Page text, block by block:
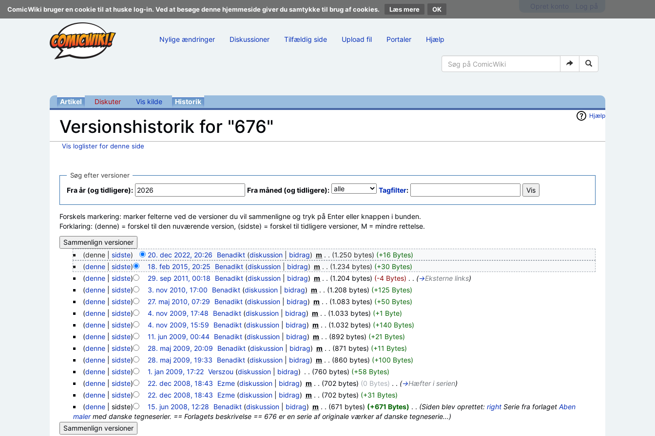
ComicWiki bruger en cookie til at huske log-in. Ved at besøge denne hjemmeside giver du samtykke til brug af cookies. Læs mere
Nylige ændringer Diskussioner Tilfældig side Upload fil Portaler Hjælp
Artikel Diskuter Vis kilde Historik
Hjælp
Versionshistorik for "676"
Vis loglister for denne side
Søg efter versioner
Fra år (og tidligere): Fra måned (og tidligere): Tagfilter:
Forskels markering: marker felterne ved de versioner du vil sammenligne og tryk på Enter eller knappen i bunden.
Forklaring: (denne) = forskel til den nuværende version, (sidste) = forskel til tidligere versioner, M = mindre rettelse.
(denne | sidste) 20. dec 2022, 20:26 Benadikt (diskussion bidrag) ‎m . . (1.250 bytes) (+16 Bytes)
(denne| sidste) 18. feb 2015, 20:25 Benadikt (diskussion bidrag) ‎m . . (1.234 bytes) (+30 Bytes)
(denne| sidste) 29. sep 2011, 00:18 Benadikt (diskussion bidrag) ‎m . . (1.204 bytes) (-4 Bytes) . . (→Eksterne links)
(denne| sidste) 3. nov 2010, 17:00 Benadikt (diskussion bidrag) ‎m . . (1.208 bytes) (+125 Bytes)
(denne| sidste) 27. maj 2010, 07:29 Benadikt (diskussion bidrag) ‎m . . (1.083 bytes) (+50 Bytes)
(denne| sidste) 4. nov 2009, 17:48 Benadikt (diskussion bidrag) ‎m . . (1.033 bytes) (+1 Byte)
(denne| sidste) 4. nov 2009, 15:59 Benadikt (diskussion bidrag) ‎m . . (1.032 bytes) (+140 Bytes)
(denne| sidste) 11. jun 2009, 00:44‎ Benadikt (diskussion bidrag) ‎m . . (892 bytes) (+21 Bytes)
(denne| sidste) 28. maj 2009, 20:09 Benadikt (diskussion bidrag) ‎m . . (871 bytes) (+11 Bytes)
(denne| sidste) 28. maj 2009, 19:33 Benadikt (diskussion bidrag) ‎m . . (860 bytes) (+100 Bytes)
(denne| sidste) 1. jan 2009, 17:22‎ Verszou (diskussion bidrag) . . (760 bytes) (+58 Bytes)
(denne| sidste) 22. dec 2008, 18:43 Ezme (diskussion bidrag) ‎m . . (702 bytes) (0 Bytes) . . (→Hæfter i serien)
(denne| sidste) 22. dec 2008, 18:43 Ezme (diskussion bidrag) ‎m . . (702 bytes) (+31 Bytes)
(denne| sidste) 15. jun 2008, 12:28 Benadikt (diskussion bidrag) ‎m . . (671 bytes) (+671 Bytes) . . (Siden blev oprettet:right Serie fra forlagetAben
malermed danske tegneserier. == Forlagets beskrivelse == 676 er en serie af originale værker af danske tegneserie...)